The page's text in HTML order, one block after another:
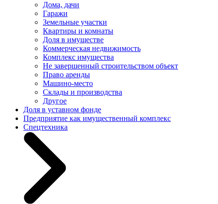
Дома, дачи
Гаражи
Земельные участки
Квартиры и комнаты
Доля в имуществе
Коммерческая недвижимость
Комплекс имущества
Не завершенный строительством объект
Право аренды
Машино-место
Склады и производства
Другое
Доля в уставном фонде
Предприятие как имущественный комплекс
Спецтехника